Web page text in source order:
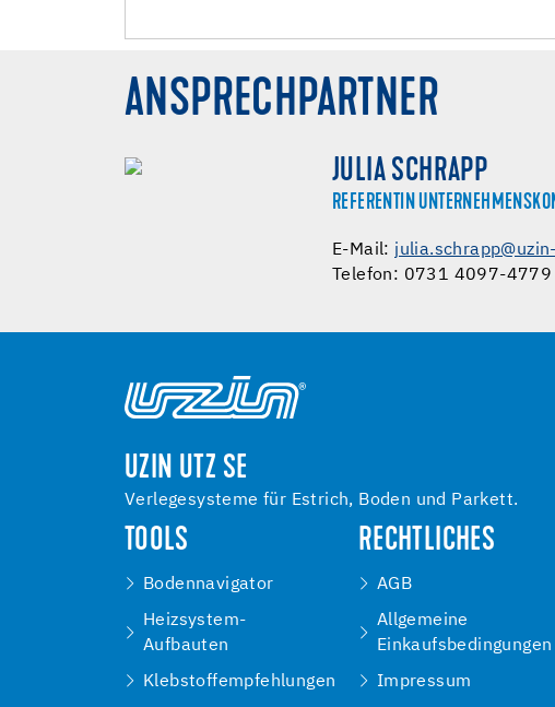
ANSPRECHPARTNER
JULIA SCHRAPP
REFERENTIN
E-Mail:
Telefon: 0731 4097-4779
UZIN UTZ SE
Verlegesysteme für Estrich, Boden und Parkett.
TOOLS
Bodennavigator
Heizsystem-
Aufbauten
Klebstoffempfehlungen
RECHTLICHES
AGB
Allgemeine
Einkaufsbedingungen
Impressum